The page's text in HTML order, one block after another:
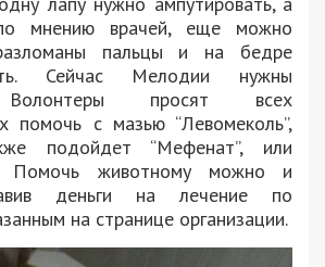
мнению врачей, еще можно
пальцы и на бедре
Сейчас Мелодии нужны
Волонтеры просят всех
помочь с мазью “Левомеколь”,
подойдет “Мефенат”, или
Помочь животному можно и
деньги на лечение по
на странице организации.